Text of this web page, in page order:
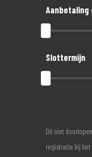
Slottermijn
Dit niet
registratie bij het